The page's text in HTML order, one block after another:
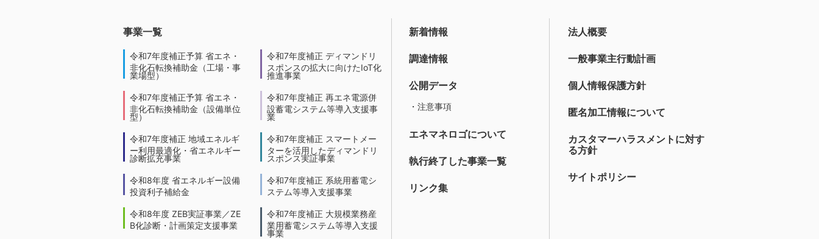
事業一覧
令和7年度補正予算 省エネ・
非化石転換補助金（工場・事
業場型）
令和7年度補正予算 省エネ・
非化石転換補助金（設備単位
型）
令和7年度補正 地域エネルギ
ー利用最適化・省エネルギー
診断拡充事業
令和8年度 省エネルギー設備
投資利子補給金
令和8年度 ZEB実証事業／ZE
B化診断・計画策定支援事業
令和7年度補正 ディマンドリ
スポンスの拡大に向けたIoT化
推進事業
令和7年度補正 再エネ電源併
設蓄電システム等導入支援事
業
令和7年度補正 スマートメー
ターを活用したディマンドリ
スポンス実証事業
令和7年度補正 系統用蓄電シ
ステム等導入支援事業
令和7年度補正 大規模業務産
業用蓄電システム等導入支援
事業
新着情報
調達情報
公開データ
・注意事項
エネマネロゴについて
執行終了した事業一覧
リンク集
法人概要
一般事業主行動計画
個人情報保護方針
匿名加工情報について
カスタマーハラスメントに対す
る方針
サイトポリシー